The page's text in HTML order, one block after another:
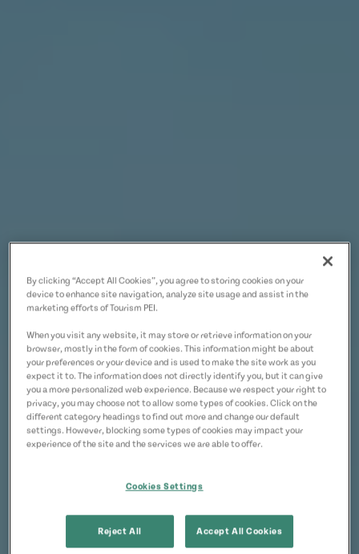
By clicking “Accept All Cookies”, you agree to storing cookies on your
device to enhance site navigation, analyze site usage and assist in the
marketing efforts of Tourism PEI.
When you visit any website, it may store or retrieve information on your
browser, mostly in the form of cookies. This information might be about
your preferences or your device and is used to make the site work as you
expect it to. The information does not directly identify you, but it can give
you a more personalized web experience. Because we respect your right to
privacy, you may choose not to allow some types of cookies. Click on the
different category headings to find out more and change our default
settings. However, blocking some types of cookies may impact your
experience of the site and the services we are able to offer.
Cookies Settings
Reject All Accept All Cookies